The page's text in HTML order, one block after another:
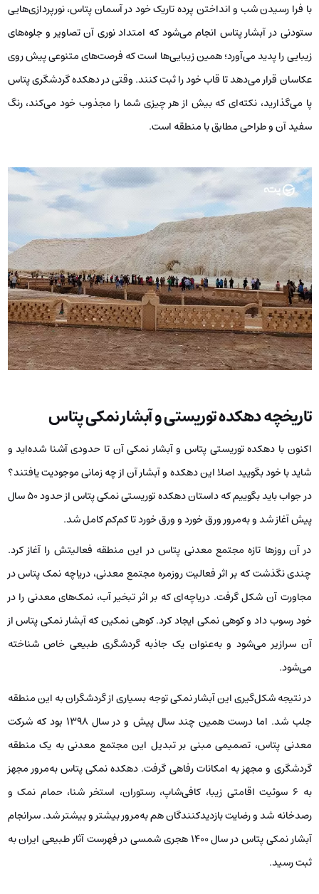
با فرا رسیدن شب و انداختن پرده تاریک خود در آسمان پتاس، نورپردازی‌هایی
ستودنی در آبشار پتاس انجام می‌شود که امتداد نوری آن تصاویر و جلوه‌های
زیبایی را پدید می‌آورد؛ همین زیبایی‌ها است که فرصت‌های متنوعی پیش روی
عکاسان قرار می‌دهد تا قاب خود را ثبت کنند. وقتی در دهکده گردشگری پتاس
پا می‌گذارید، نکته‌ای که بیش از هر چیزی شما را مجذوب خود می‌کند، رنگ
سفید آن و طراحی مطابق با منطقه است.
تاریخچه دهکده توریستی و آبشار نمکی پتاس
اکنون با دهکده توریستی پتاس و آبشار نمکی آن تا حدودی آشنا شده‌اید و
شاید با خود بگویید اصلا این دهکده و آبشار آن از چه زمانی موجودیت یافتند؟
در جواب باید بگوییم که داستان دهکده توریستی نمکی پتاس از حدود 50 سال
پیش آغاز شد و به‌مرور ورق خورد و ورق خورد تا کم‌کم کامل شد.
در آن روزها تازه مجتمع معدنی پتاس در این منطقه فعالیتش را آغاز کرد.
چندی نگذشت که بر اثر فعالیت روزمره مجتمع معدنی، دریاچه نمک پتاس در
مجاورت آن شکل گرفت. دریاچه‌ای که بر اثر تبخیر آب، نمک‌های معدنی را در
خود رسوب داد و کوهی نمکی ایجاد کرد. کوهی نمکین که آبشار نمکی پتاس از
آن سرازیر می‌شود و به‌عنوان یک جاذبه گردشگری طبیعی خاص شناخته
می‌شود.
در نتیجه شکل‌گیری این آبشار نمکی توجه بسیاری از گردشگران به این منطقه
جلب شد. اما درست همین چند سال پیش و در سال 1398 بود که شرکت
معدنی پتاس، تصمیمی مبنی بر تبدیل این مجتمع معدنی به یک منطقه
گردشگری و مجهز به امکانات رفاهی گرفت. دهکده نمکی پتاس به‌مرور مجهز
به 6 سوئیت اقامتی زیبا، کافی‌شاپ، رستوران، استخر شنا، حمام نمک و
رصدخانه شد و رضایت بازدیدکنندگان هم به‌مرور بیشتر و بیشتر شد. سرانجام
آبشار نمکی پتاس در سال 1400 هجری شمسی در فهرست آثار طبیعی ایران به
ثبت رسید.